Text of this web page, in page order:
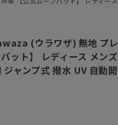
(ウラワザ) 無地 プレ
ット】 レディース メンズ
ャンプ式 撥水 UV 自動開